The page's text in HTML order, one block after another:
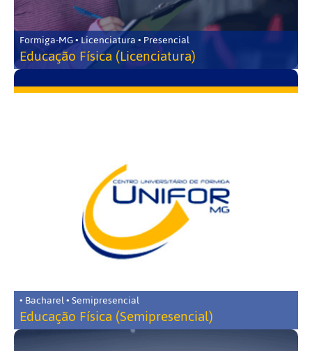
Formiga-MG • Licenciatura • Presencial
Educação Física (Licenciatura)
• Bacharel • Semipresencial
Educação Física (Semipresencial)